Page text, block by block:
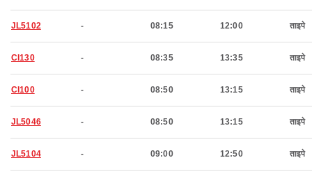
JL5102 - 08:15 12:00 ताइपे
CI130 - 08:35 13:35 ताइपे
CI100 - 08:50 13:15 ताइपे
JL5046 - 08:50 13:15 ताइपे
JL5104 - 09:00 12:50 ताइपे